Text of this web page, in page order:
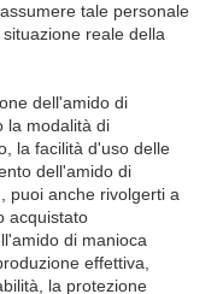
tale personale
reale della
dell'amido di
la modalità di
la facilità d'uso delle
dell'amido di
puoi anche rivolgerti a
acquistato
di manioca
effettiva,
la protezione